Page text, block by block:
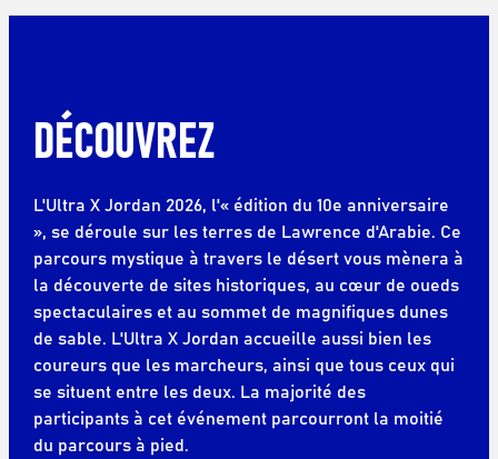
DÉCOUVREZ
L'Ultra X Jordan 2026, l'« édition du 10e anniversaire
», se déroule sur les terres de Lawrence d'Arabie. Ce
parcours mystique à travers le désert vous mènera à
la découverte de sites historiques, au cœur de oueds
spectaculaires et au sommet de magnifiques dunes
de sable. L'Ultra X Jordan accueille aussi bien les
coureurs que les marcheurs, ainsi que tous ceux qui
se situent entre les deux. La majorité des
participants à cet événement parcourront la moitié
du parcours à pied.